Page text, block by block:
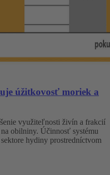
úžitkovosť moriek a
využiteľnosti živín a frakcií
obilniny. Účinnosť systému
hydiny prostredníctvom